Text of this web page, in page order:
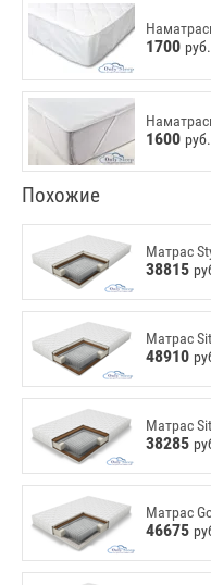
1700 руб.
1600 руб.
Похожие
Матрас
38815
Матрас
48910
Матрас
38285
Матрас
46675